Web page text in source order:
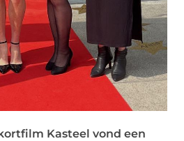
Kasteel vond een